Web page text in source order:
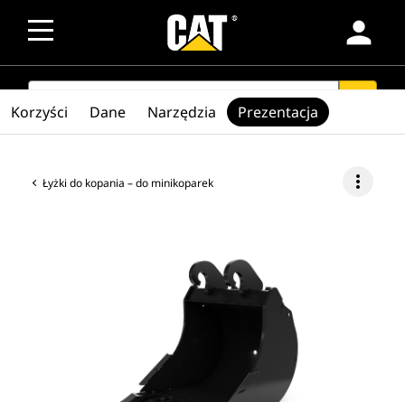
person
SEARCH
Łyżki do kopania – do minikoparek more_vert
Korzyści Dane Narzędzia Prezentacja